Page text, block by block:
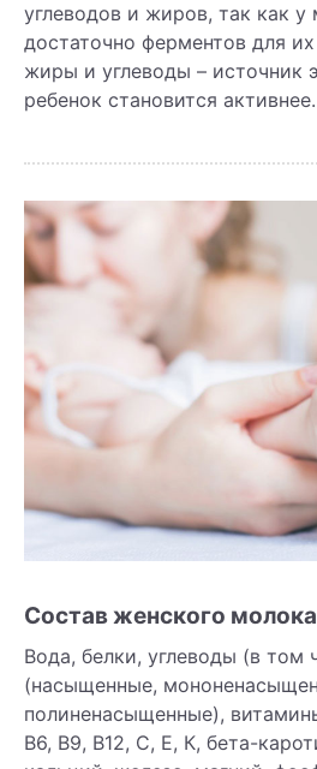
углеводов и жиров, так как
достаточно ферментов для
жиры и углеводы – источник
ребенок становится активнее.
Состав женского молока
Вода, белки, углеводы (в том
(насыщенные,
полиненасыщенные),
В6, В9, В12, С, Е, К, бета-